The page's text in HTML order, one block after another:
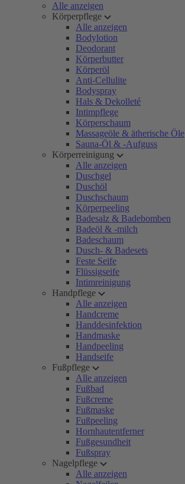
Alle anzeigen
Körperpflege
Alle anzeigen
Bodylotion
Deodorant
Körperbutter
Körperöl
Anti-Cellulite
Bodyspray
Hals & Dekolleté
Intimpflege
Körperschaum
Massageöle & ätherische Öle
Sauna-Öl & -Aufguss
Körperreinigung
Alle anzeigen
Duschgel
Duschöl
Duschschaum
Körperpeeling
Badesalz & Badebomben
Badeöl & -milch
Badeschaum
Dusch- & Badesets
Feste Seife
Flüssigseife
Intimreinigung
Handpflege
Alle anzeigen
Handcreme
Handdesinfektion
Handmaske
Handpeeling
Handseife
Fußpflege
Alle anzeigen
Fußbad
Fußcreme
Fußmaske
Fußpeeling
Hornhautentferner
Fußgesundheit
Fußspray
Nagelpflege
Alle anzeigen